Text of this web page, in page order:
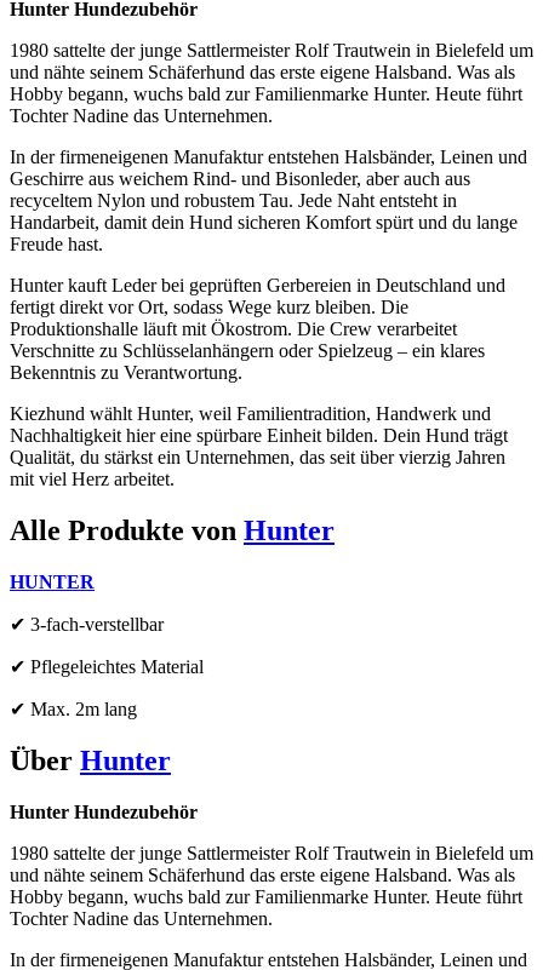
Hunter Hundezubehör
1980 sattelte der junge Sattlermeister Rolf Trautwein in Bielefeld um
und nähte seinem Schäferhund das erste eigene Halsband. Was als
Hobby begann, wuchs bald zur Familienmarke Hunter. Heute führt
Tochter Nadine das Unternehmen.
In der firmeneigenen Manufaktur entstehen Halsbänder, Leinen und
Geschirre aus weichem Rind- und Bisonleder, aber auch aus
recyceltem Nylon und robustem Tau. Jede Naht entsteht in
Handarbeit, damit dein Hund sicheren Komfort spürt und du lange
Freude hast.
Hunter kauft Leder bei geprüften Gerbereien in Deutschland und
fertigt direkt vor Ort, sodass Wege kurz bleiben. Die
Produktionshalle läuft mit Ökostrom. Die Crew verarbeitet
Verschnitte zu Schlüsselanhängern oder Spielzeug – ein klares
Bekenntnis zu Verantwortung.
Kiezhund wählt Hunter, weil Familientradition, Handwerk und
Nachhaltigkeit hier eine spürbare Einheit bilden. Dein Hund trägt
Qualität, du stärkst ein Unternehmen, das seit über vierzig Jahren
mit viel Herz arbeitet.
Alle Produkte von Hunter
HUNTER
✔ 3-fach-verstellbar
✔ Pflegeleichtes Material
✔ Max. 2m lang
Über Hunter
Hunter Hundezubehör
1980 sattelte der junge Sattlermeister Rolf Trautwein in Bielefeld um
und nähte seinem Schäferhund das erste eigene Halsband. Was als
Hobby begann, wuchs bald zur Familienmarke Hunter. Heute führt
Tochter Nadine das Unternehmen.
In der firmeneigenen Manufaktur entstehen Halsbänder, Leinen und